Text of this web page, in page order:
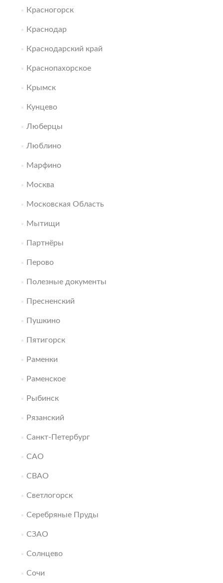
Красногорск
Краснодар
Краснодарский край
Краснопахорское
Крымск
Кунцево
Люберцы
Люблино
Марфино
Москва
Московская Область
Мытищи
Партнёры
Перово
Полезные документы
Пресненский
Пушкино
Пятигорск
Раменки
Раменское
Рыбинск
Рязанский
Санкт-Петербург
САО
СВАО
Светлогорск
Серебряные Пруды
СЗАО
Солнцево
Сочи